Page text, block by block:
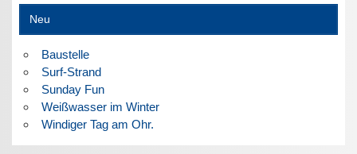
Neu
Baustelle
Surf-Strand
Sunday Fun
Weißwasser im Winter
Windiger Tag am Ohr.